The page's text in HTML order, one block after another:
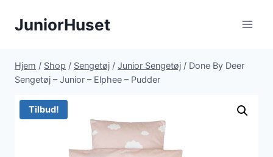
JuniorHuset
Hjem / Shop / Sengetøj / Junior Sengetøj / Done By Deer
Sengetøj – Junior – Elphee – Pudder
Tilbud!